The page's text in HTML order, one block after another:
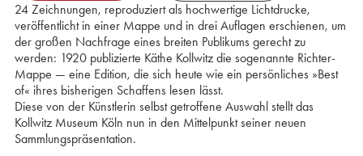
24 Zeichnungen, reproduziert als hochwertige Lichtdrucke,
veröffentlicht in einer Mappe und in drei Auflagen erschienen, um
der großen Nachfrage eines breiten Publikums gerecht zu
werden: 1920 publizierte Käthe Kollwitz die sogenannte Richter-
Mappe — eine Edition, die sich heute wie ein persönliches »Best
of« ihres bisherigen Schaffens lesen lässt.
Diese von der Künstlerin selbst getroffene Auswahl stellt das
Kollwitz Museum Köln nun in den Mittelpunkt seiner neuen
Sammlungspräsentation.